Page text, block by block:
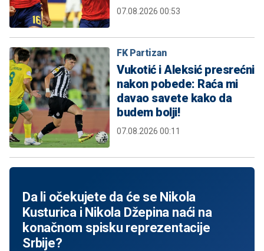
07.08.2026 00:53
FK Partizan
Vukotić i Aleksić presrećni
nakon pobede: Raća mi
davao savete kako da
budem bolji!
07.08.2026 00:11
Da li očekujete da će se Nikola
Kusturica i Nikola Džepina naći na
konačnom spisku reprezentacije
Srbije?